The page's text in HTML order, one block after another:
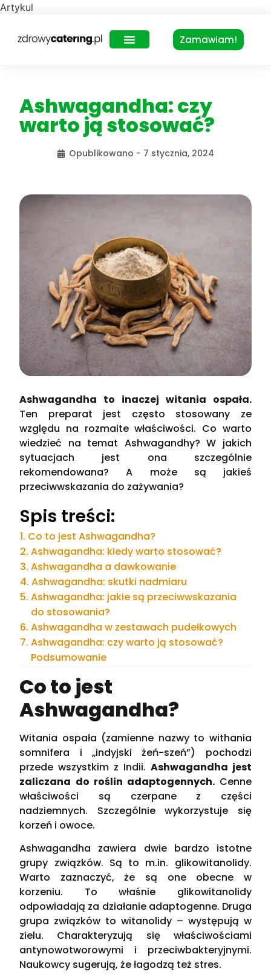
Artykul
Zamawiam!
Ashwagandha: czy
warto ją stosować?
Opublikowano - 7 stycznia, 2024
Ashwagandha to inaczej witania ospała.
Ten preparat jest często stosowany ze
względu na rozmaite właściwości. Co warto
wiedzieć na temat Ashwagandhy? W jakich
sytuacjach jest ona szczególnie
rekomendowana? A może są jakieś
przeciwwskazania do zażywania?
Spis treści:
Co to jest Ashwagandha?
Ashwagandha: kiedy warto stosować?
Ashwagandha a dawkowanie
Ashwagandha: skutki nadmiaru
Ashwagandha: jakie są przeciwwskazania
do stosowania?
Ashwagandha w zestawach pudełkowych
Ashwagandha: czy warto ją stosować?
Podsumowanie
Co to jest
Ashwagandha?
Witania ospała (zamienne nazwy to withania
somnifera i „indyjski żeń-szeń”) pochodzi
przede wszystkim z Indii. Ashwagandha jest
zaliczana do roślin adaptogennych. Cenne
właściwości są czerpane z części
nadziemnych. Szczególnie wykorzystuje się
korzeń i owoce.
Ashwagandha zawiera dwie bardzo istotne
grupy związków. Są to m.in. glikowitanolidy.
Warto zaznaczyć, że są one obecne w
korzeniu. To właśnie glikowitanolidy
odpowiadają za działanie adaptogenne. Druga
grupa związków to witanolidy – występują w
zielu. Charakteryzują się właściwościami
antynowotworowymi i przeciwbakteryjnymi.
Naukowcy sugerują, że łagodzą też stres.